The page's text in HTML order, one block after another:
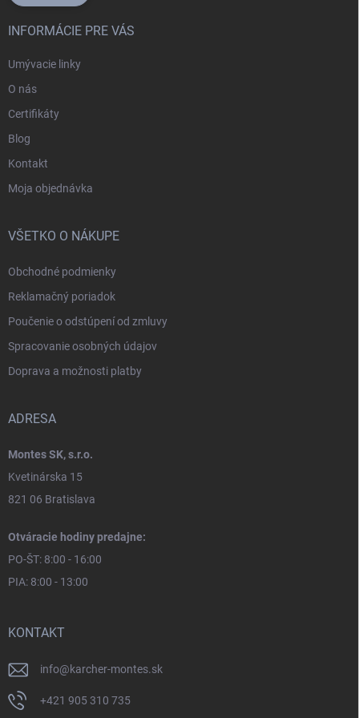
INFORMÁCIE PRE VÁS
Umývacie linky
O nás
Certifikáty
Blog
Kontakt
Moja objednávka
VŠETKO O NÁKUPE
Obchodné podmienky
Reklamačný poriadok
Poučenie o odstúpení od zmluvy
Spracovanie osobných údajov
Doprava a možnosti platby
ADRESA
Montes SK, s.r.o.
Kvetinárska 15
821 06 Bratislava
Otváracie hodiny predajne:
PO-ŠT: 8:00 - 16:00
PIA: 8:00 - 13:00
KONTAKT
info@karcher-montes.sk
+421 905 310 735